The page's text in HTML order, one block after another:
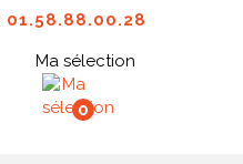
01.58.88.00.28
Ma sélection
0